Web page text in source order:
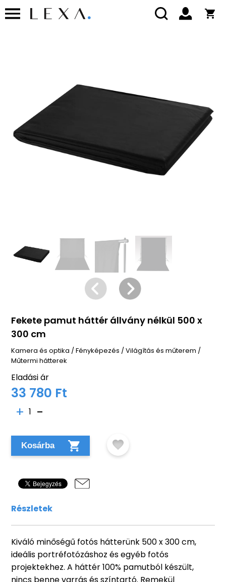
Fekete pamut háttér állvány nélkül 500 x
300 cm
Kamera és optika /Fényképezés /Világítás és műterem /
Műtermi hátterek
Eladási ár
33 780 Ft
1
Kosárba
Részletek
Kiváló minőségű fotós hátterünk 500 x 300 cm,
ideális portréfotózáshoz és egyéb fotós
projektekhez. A háttér 100% pamutból készült,
nincs benne varrás és színtartó. Remekül